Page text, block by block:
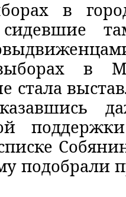
в
в
стала
подобрали